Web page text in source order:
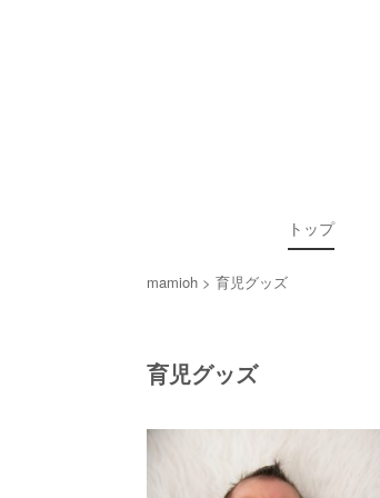
トップ
mamioh 育児グッズ
育児グッズ